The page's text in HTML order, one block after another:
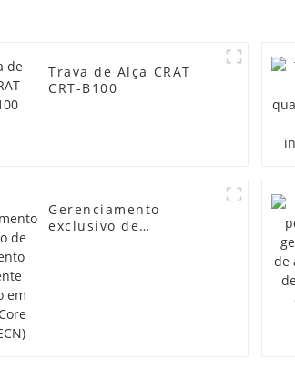
Trava de Alça CRAT
CRT-B100
Gerenciamento
exclusivo de